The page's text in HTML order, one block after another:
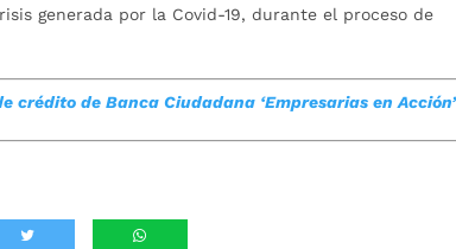
generada por la Covid-19, durante el proceso de
de Banca Ciudadana ‘Empresarias en Acción’